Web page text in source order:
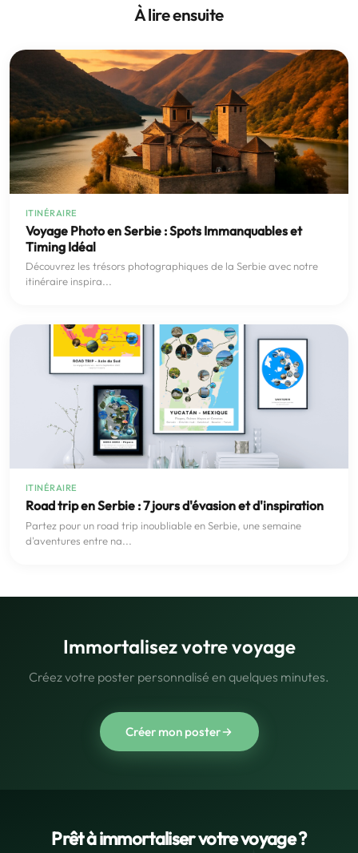
À lire ensuite
ITINÉRAIRE
Voyage Photo en Serbie : Spots Immanquables et
Timing Idéal
Découvrez les trésors photographiques de la Serbie avec notre
itinéraire inspira...
ITINÉRAIRE
Road trip en Serbie : 7 jours d'évasion et d'inspiration
Partez pour un road trip inoubliable en Serbie, une semaine
d'aventures entre na...
Immortalisez votre voyage
Créez votre poster personnalisé en quelques minutes.
Créer mon poster
Prêt à immortaliser votre voyage ?